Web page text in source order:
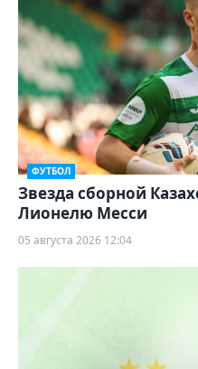
ФУТБОЛ
Звезда сборной
Лионелю Месси
05 августа 2026 12:04